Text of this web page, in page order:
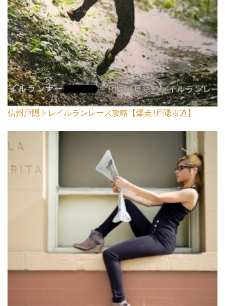
信州戸隠トレイルランレース攻略【爆走!!戸隠古道】